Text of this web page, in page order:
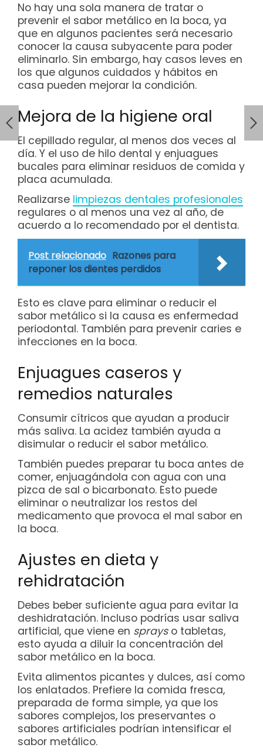
No hay una sola manera de tratar o
prevenir el sabor metálico en la boca, ya
que en algunos pacientes será necesario
conocer la causa subyacente para poder
eliminarlo. Sin embargo, hay casos leves en
los que algunos cuidados y hábitos en
casa pueden mejorar la condición.
Mejora de la higiene oral
El cepillado regular, al menos dos veces al
día. Y el uso de hilo dental y enjuagues
bucales para eliminar residuos de comida y
placa acumulada.
Realizarse limpiezas dentales profesionales
regulares o al menos una vez al año, de
acuerdo a lo recomendado por el dentista.
Post relacionado Razones para
reponer los dientes perdidos
Esto es clave para eliminar o reducir el
sabor metálico si la causa es enfermedad
periodontal. También para prevenir caries e
infecciones en la boca.
Enjuagues caseros y
remedios naturales
Consumir cítricos que ayudan a producir
más saliva. La acidez también ayuda a
disimular o reducir el sabor metálico.
También puedes preparar tu boca antes de
comer, enjuagándola con agua con una
pizca de sal o bicarbonato. Esto puede
eliminar o neutralizar los restos del
medicamento que provoca el mal sabor en
la boca.
Ajustes en dieta y
rehidratación
Debes beber suficiente agua para evitar la
deshidratación. Incluso podrías usar saliva
artificial, que viene en sprayso tabletas,
esto ayuda a diluir la concentración del
sabor metálico en la boca.
Evita alimentos picantes y dulces, así como
los enlatados. Prefiere la comida fresca,
preparada de forma simple, ya que los
sabores complejos, los preservantes o
sabores artificiales podrían intensificar el
sabor metálico.